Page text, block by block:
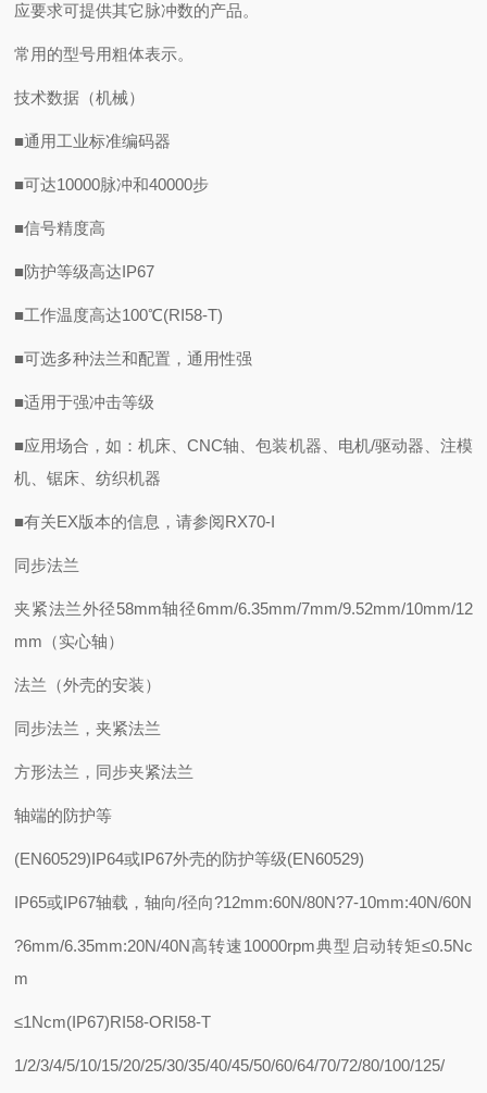
应要求可提供其它脉冲数的产品。
常用的型号用粗体表示。
技术数据（机械）
■通用工业标准编码器
■可达10000脉冲和40000步
■信号精度高
■防护等级高达IP67
■工作温度高达100℃(RI58-T)
■可选多种法兰和配置，通用性强
■适用于强冲击等级
■应用场合，如：机床、CNC轴、包装机器、电机/驱动器、注模
机、锯床、纺织机器
■有关EX版本的信息，请参阅RX70-I
同步法兰
夹紧法兰外径58mm轴径6mm/6.35mm/7mm/9.52mm/10mm/12
mm（实心轴）
法兰（外壳的安装）
同步法兰，夹紧法兰
方形法兰，同步夹紧法兰
轴端的防护等
(EN60529)IP64或IP67外壳的防护等级(EN60529)
IP65或IP67轴载，轴向/径向?12mm:60N/80N?7-10mm:40N/60N
?6mm/6.35mm:20N/40N高转速10000rpm典型启动转矩≤0.5Nc
m
≤1Ncm(IP67)RI58-ORI58-T
1/2/3/4/5/10/15/20/25/30/35/40/45/50/60/64/70/72/80/100/125/